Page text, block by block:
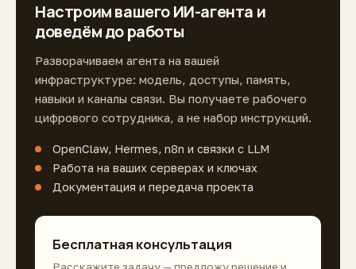
Настроим вашего ИИ-агента и
доведём до работы
Разворачиваем агента на вашей
инфраструктуре: модель, доступы, память,
навыки и каналы связи. Вы получаете рабочего
цифрового сотрудника, а не набор инструкций.
OpenClaw, Hermes, n8n и связки с LLM
Работа на ваших серверах и ключах
Документация и передача проекта
Бесплатная консультация